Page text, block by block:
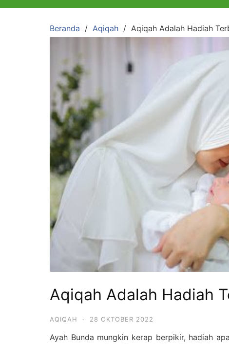
Beranda Aqiqah Aqiqah Adalah Hadiah
Aqiqah Adalah Hadiah
AQIQAH · 28 OKTOBER 2022
Ayah Bunda mungkin kerap berpikir, hadiah